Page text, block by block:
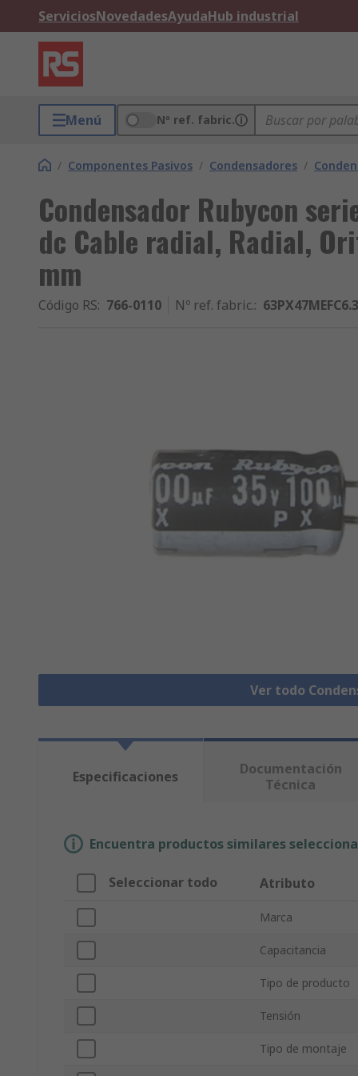
ServiciosNovedadesAyudaHub industrial
Menú Nº ref. fabric.
/ Componentes Pasivos / Condensadores /
Condensador Rubycon
dc Cable radial, Radial,
mm
Código RS: 766-0110 Nº ref. fabric.:
Ver todo
Especificaciones
Documentación
Técnica
Encuentra productos similares
Seleccionar todo Atributo
Marca
Capacitancia
Tipo de producto
Tensión
Tipo de montaje